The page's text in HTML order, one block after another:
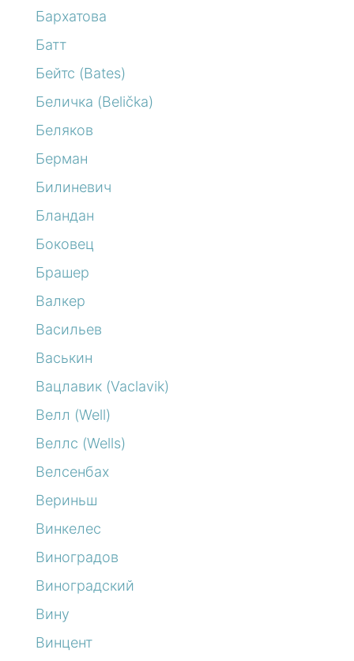
Бархатова
Батт
Бейтс (Bates)
Беличка (Belička)
Беляков
Берман
Билиневич
Бландан
Боковец
Брашер
Валкер
Васильев
Васькин
Вацлавик (Vaclavik)
Велл (Well)
Веллс (Wells)
Велсенбах
Вериньш
Винкелес
Виноградов
Виноградский
Вину
Винцент